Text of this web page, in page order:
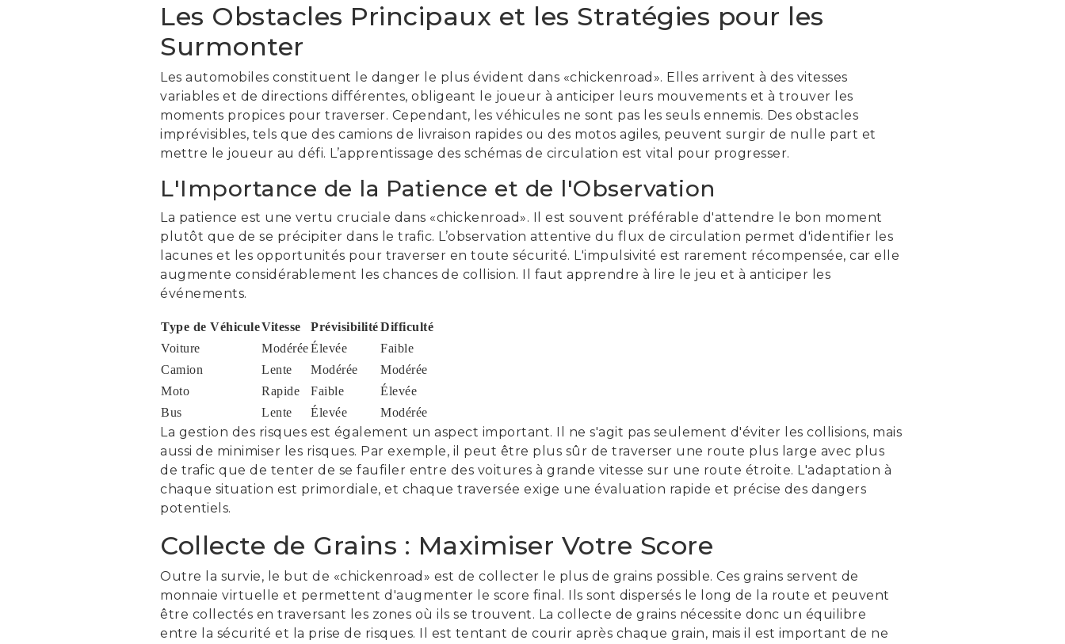
Les Obstacles Principaux et les Stratégies pour les
Surmonter
Les automobiles constituent le danger le plus évident dans «chickenroad». Elles arrivent à des vitesses
variables et de directions différentes, obligeant le joueur à anticiper leurs mouvements et à trouver les
moments propices pour traverser. Cependant, les véhicules ne sont pas les seuls ennemis. Des obstacles
imprévisibles, tels que des camions de livraison rapides ou des motos agiles, peuvent surgir de nulle part et
mettre le joueur au défi. L’apprentissage des schémas de circulation est vital pour progresser.
L'Importance de la Patience et de l'Observation
La patience est une vertu cruciale dans «chickenroad». Il est souvent préférable d'attendre le bon moment
plutôt que de se précipiter dans le trafic. L’observation attentive du flux de circulation permet d'identifier les
lacunes et les opportunités pour traverser en toute sécurité. L'impulsivité est rarement récompensée, car elle
augmente considérablement les chances de collision. Il faut apprendre à lire le jeu et à anticiper les
événements.
Type de VéhiculeVitesse PrévisibilitéDifficulté
Voiture
ModéréeÉlevée
Faible
Camion
Lente Modérée
Modérée
Moto
Rapide Faible
Élevée
Bus
Lente Élevée Modérée
La gestion des risques est également un aspect important. Il ne s'agit pas seulement d'éviter les collisions, mais
aussi de minimiser les risques. Par exemple, il peut être plus sûr de traverser une route plus large avec plus
de trafic que de tenter de se faufiler entre des voitures à grande vitesse sur une route étroite. L'adaptation à
chaque situation est primordiale, et chaque traversée exige une évaluation rapide et précise des dangers
potentiels.
Collecte de Grains : Maximiser Votre Score
Outre la survie, le but de «chickenroad» est de collecter le plus de grains possible. Ces grains servent de
monnaie virtuelle et permettent d'augmenter le score final. Ils sont dispersés le long de la route et peuvent
être collectés en traversant les zones où ils se trouvent. La collecte de grains nécessite donc un équilibre
entre la sécurité et la prise de risques. Il est tentant de courir après chaque grain, mais il est important de ne